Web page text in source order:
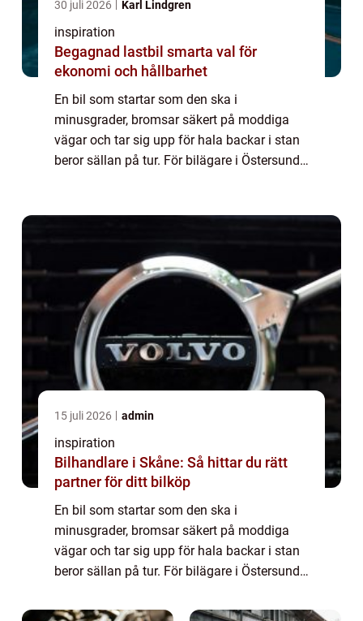
30 juli 2026 Karl Lindgren
inspiration
Begagnad lastbil smarta val för
ekonomi och hållbarhet
En bil som startar som den ska i
minusgrader, bromsar säkert på moddiga
vägar och tar sig upp för hala backar i stan
beror sällan på tur. För bilägare i Östersund
15 juli 2026 admin
inspiration
Bilhandlare i Skåne: Så hittar du rätt
partner för ditt bilköp
En bil som startar som den ska i
minusgrader, bromsar säkert på moddiga
vägar och tar sig upp för hala backar i stan
beror sällan på tur. För bilägare i Östersund
för både säkerhet, ekonomi och komfort.